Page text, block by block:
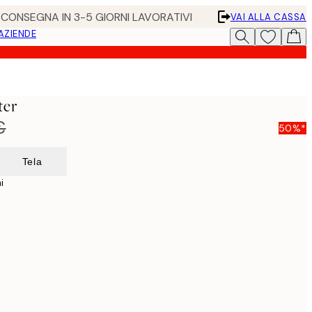
IN 3-5 GIORNI LAVORATIVI
VAI ALLA CASSA
50%*
Tela